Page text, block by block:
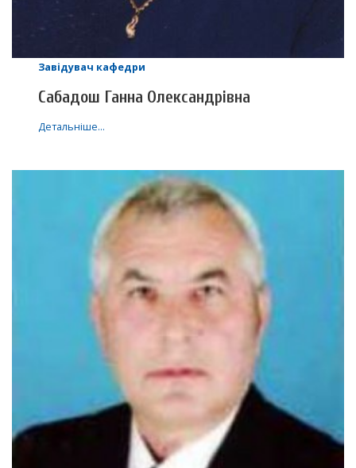
Завідувач кафедри
Сабадош Ганна Олександрівна
Детальніше…